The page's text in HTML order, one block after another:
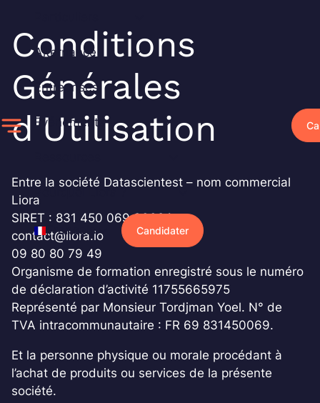
contenu
Alternance
Entreprises
Événements
Français Candidater
Conditions
Générales
d'Utilisation
Entre la société Datascientest – nom commercial
Liora
SIRET : 831 450 069 00024
contact@liora.io
09 80 80 79 49
Organisme de formation enregistré sous le numéro
de déclaration d’activité 11755665975
Représenté par Monsieur Tordjman Yoel. N° de
TVA intracommunautaire : FR 69 831450069.
Et la personne physique ou morale procédant à
l’achat de produits ou services de la présente
société.